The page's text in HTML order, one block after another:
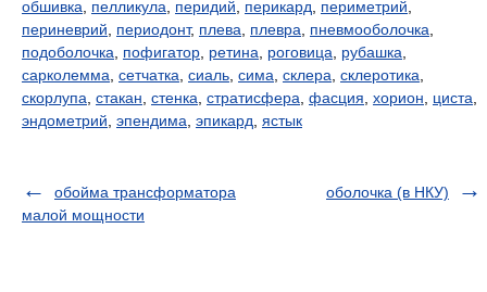
обшивка, пелликула, перидий, перикард, периметрий,
периневрий, периодонт, плева, плевра, пневмооболочка,
подоболочка, пофигатор, ретина, роговица, рубашка,
сарколемма, сетчатка, сиаль, сима, склера, склеротика,
скорлупа, стакан, стенка, стратисфера, фасция, хорион, циста,
эндометрий, эпендима, эпикард, ястык
обойма трансформатора
малой мощности
оболочка (в НКУ)